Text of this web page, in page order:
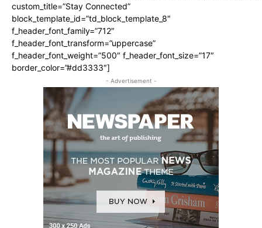
custom_title=”Stay Connected”
block_template_id=”td_block_template_8″
f_header_font_family=”712″
f_header_font_transform=”uppercase”
f_header_font_weight=”500″ f_header_font_size=”17″
border_color=”#dd3333″]
- Advertisement -